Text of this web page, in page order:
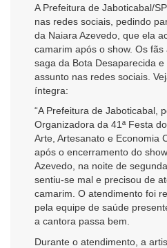
A Prefeitura de Jaboticabal/
nas redes sociais, pedindo
da Naiara Azevedo, que ela
camarim após o show. Os
saga da Bota Desaparecida
assunto nas redes sociais.
íntegra:
“A Prefeitura de Jaboticabal,
Organizadora da 41ª Festa
Arte, Artesanato e Economia
após o encerramento do
Azevedo, na noite de
sentiu-se mal e precisou de
camarim. O atendimento foi
pela equipe de saúde
a cantora passa bem.
Durante o atendimento, a